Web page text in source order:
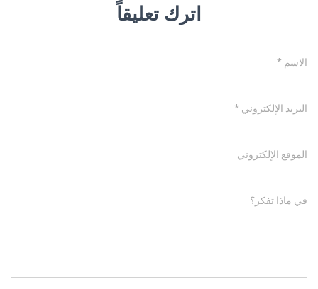
اترك تعليقاً
الاسم *
البريد الإلكتروني *
الموقع الإلكتروني
في ماذا تفكر؟